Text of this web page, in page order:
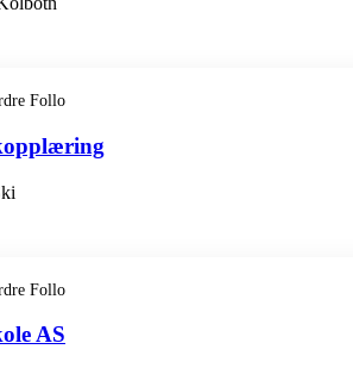
Follo
Follo
AS